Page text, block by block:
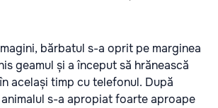
bărbatul s-a oprit pe marginea
geamul și a început să hrănească
același timp cu telefonul. După
s-a apropiat foarte aproape